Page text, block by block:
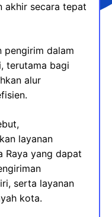
akhir secara tepat
pengirim dalam
terutama bagi
alur
layanan
Raya yang dapat
serta layanan
kota.